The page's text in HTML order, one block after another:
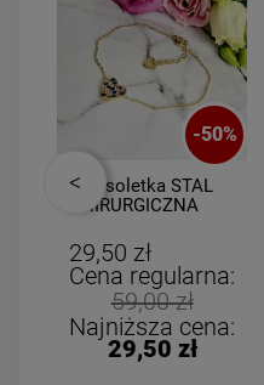
-50%
Bransoletka STAL
CHIRURGICZNA
kolorowe cyrkonie
29,50 zł
Cena regularna:
59,00 zł
Najniższa cena:
29,50 zł